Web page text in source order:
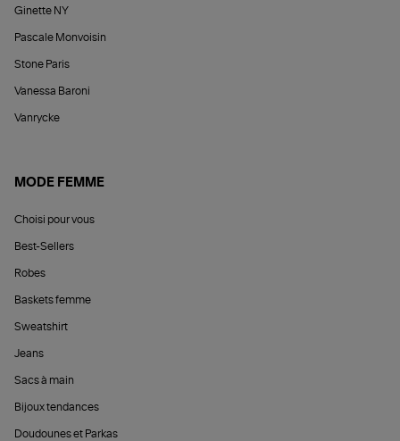
Ginette NY
Pascale Monvoisin
Stone Paris
Vanessa Baroni
Vanrycke
MODE FEMME
Choisi pour vous
Best-Sellers
Robes
Baskets femme
Sweatshirt
Jeans
Sacs à main
Bijoux tendances
Doudounes et Parkas